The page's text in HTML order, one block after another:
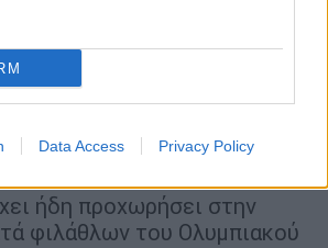
Data Access Privacy Policy
20:42
ΕΛΑΣ σε
εισιτήριο - Συλλήψεις
ήδη προχωρήσει στην
φιλάθλων του Ολυμπιακού